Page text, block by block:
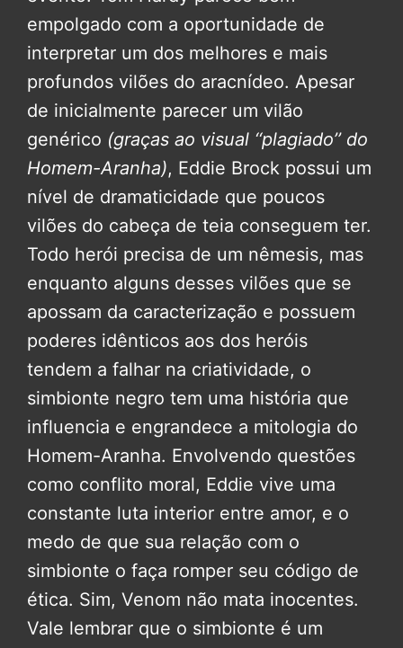
empolgado com a oportunidade de
interpretar um dos melhores e mais
profundos vilões do aracnídeo. Apesar
de inicialmente parecer um vilão
genérico (graças ao visual ‘‘plagiado’’ do
Homem-Aranha), Eddie Brock possui um
nível de dramaticidade que poucos
vilões do cabeça de teia conseguem ter.
Todo herói precisa de um nêmesis, mas
enquanto alguns desses vilões que se
apossam da caracterização e possuem
poderes idênticos aos dos heróis
tendem a falhar na criatividade, o
simbionte negro tem uma história que
influencia e engrandece a mitologia do
Homem-Aranha. Envolvendo questões
como conflito moral, Eddie vive uma
constante luta interior entre amor, e o
medo de que sua relação com o
simbionte o faça romper seu código de
ética. Sim, Venom não mata inocentes.
Vale lembrar que o simbionte é um